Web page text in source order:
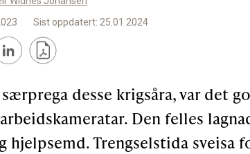
Sist oppdatert: 25.01.2024
desse krigsåra, var det
Den felles
hjelpsemd. Trengselstida sveisa